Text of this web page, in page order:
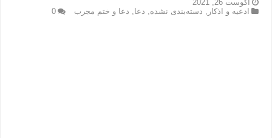
دعا قدرت و توانمندی – دعا برای افزایش انرژی بدن و قدرت بازو
آگوست 26, 2021
ادعيه و اذكار
دسته‌بندی نشده دعا دعا و ختم مجرب 0